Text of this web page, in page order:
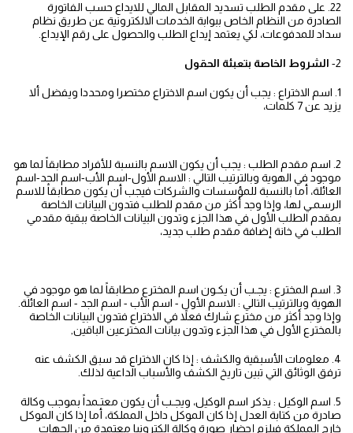
22. على مقدم الطلب تسديد المقابل المالي للايداع حسب الفاتورة
الصادرة من النظام الخاص ببوابة الخدمات الالكترونية عن طريق نظام
سداد للمدفوعات، لكي يعتمد إيداع الطلب والحصول على رقم الإيداع.
2- الشروط الخاصة بتعبئة الحقول
1. اسم الاختراع : يجب أن يكون اسم الاختراع مختصرا ومحددا ويفضل ألا
يزيد عن 7 كلمات،
2. اسم مقدم الطلب : يجب أن يكون الاسم بالنسبة للأفراد مطابقاً لما هو
موجود في الهوية وبالترتيب التالي : الاسم الأول-اسم الأب-اسم الجد-اسم
العائلة، أما بالنسبة للمؤسسات والشركات فيجب أن يكون مطابقاً للاسم
الرسمـي لها، وإذا وجد أكثر من مقدم للطلب فتدون البيانات الخاصة
بمقدم الطلب الأول في هذا الجزء وتدون البيانات الخاصة ببقية مقدمي
الطلب في خانة إضافة مقدم طلب جديد،
3. اسم المخترع : يجـب أن يكـون اسم المخترع مطابقاً لما هو موجود في
الهوية وبالترتيب التالي : الاسم الأول - اسم الأب - اسم الجد - اسم العائلة.
وإذا وجد أكثر من مخترع شارك فعلاً في الاختراع فتدون البيانات الخاصة
بالمخترع الأول في هذا الجزء وتدون بيانات المخترعين الباقين,
4. معلومات الأسبقية والكشف : إذا كان الاختراع قد سبق الكشف عنه
ترفق الوثائق التي تبين تاريخ الكشف والأسباب الداعية لذلك.
5. اسم الوكيل : يذكر اسم الوكيل، ويجـب أن يكون معتـمداً بموجب وكالة
صادرة من كتابة العدل إذا كان الموكل داخل المملكة، أما إذا كان الموكل
خارج المملكة فيلزم إحضار صورة وكالة الكترونيا معتمدة من الجهات